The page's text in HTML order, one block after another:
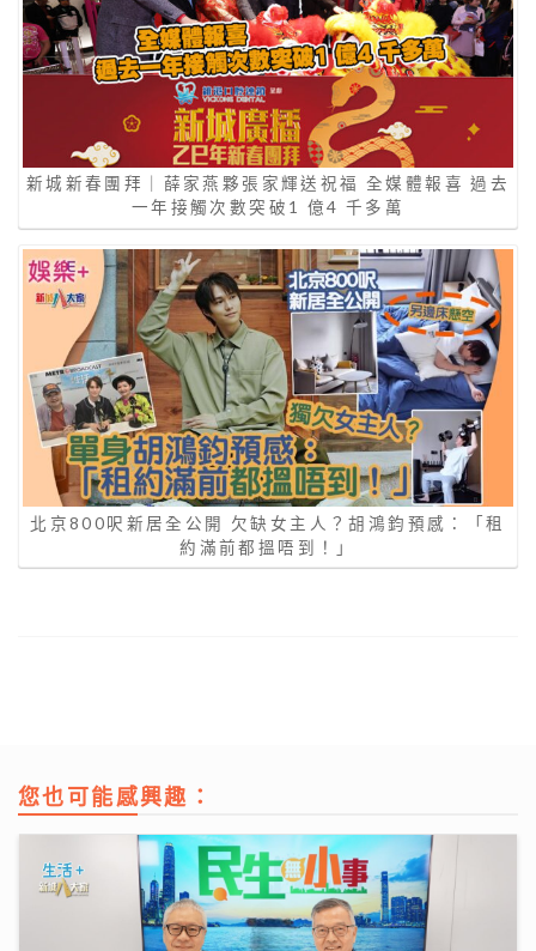
新城新春團拜｜薛家燕夥張家輝送祝福 全媒體報喜 過去
一年接觸次數突破1 億4 千多萬
北京800呎新居全公開 欠缺女主人？胡鴻鈞預感：「租
約滿前都搵唔到！」
您也可能感興趣：